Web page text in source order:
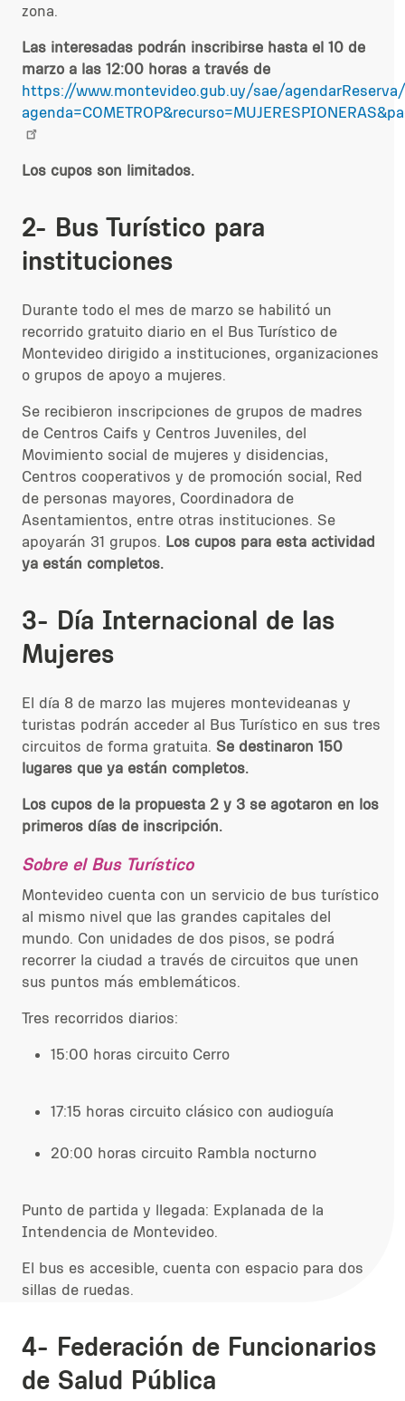
zona.
Las interesadas podrán inscribirse hasta el 10 de
marzo a las 12:00 horas a través de
https://www.montevideo.gub.uy/sae/agendarReserva/
Los cupos son limitados.
2- Bus Turístico para
instituciones
Durante todo el mes de marzo se habilitó un
recorrido gratuito diario en el Bus Turístico de
Montevideo dirigido a instituciones, organizaciones
o grupos de apoyo a mujeres.
Se recibieron inscripciones de grupos de madres
de Centros Caifs y Centros Juveniles, del
Movimiento social de mujeres y disidencias,
Centros cooperativos y de promoción social, Red
de personas mayores, Coordinadora de
Asentamientos, entre otras instituciones. Se
apoyarán 31 grupos. Los cupos para esta actividad
ya están completos.
3- Día Internacional de las
Mujeres
El día 8 de marzo las mujeres montevideanas y
turistas podrán acceder al Bus Turístico en sus tres
circuitos de forma gratuita. Se destinaron 150
lugares que ya están completos.
Los cupos de la propuesta 2 y 3 se agotaron en los
primeros días de inscripción.
Sobre el Bus Turístico
Montevideo cuenta con un servicio de bus turístico
al mismo nivel que las grandes capitales del
mundo. Con unidades de dos pisos, se podrá
recorrer la ciudad a través de circuitos que unen
sus puntos más emblemáticos.
Tres recorridos diarios:
15:00 horas circuito Cerro
17:15 horas circuito clásico con audioguía
20:00 horas circuito Rambla nocturno
Punto de partida y llegada: Explanada de la
Intendencia de Montevideo.
El bus es accesible, cuenta con espacio para dos
sillas de ruedas.
4- Federación de Funcionarios
de Salud Pública